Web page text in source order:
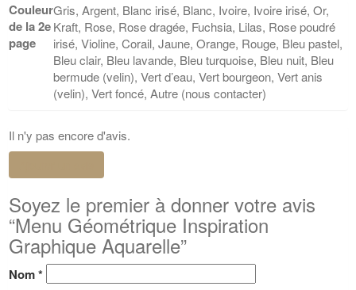
Couleur
de la 2e
page
Gris, Argent, Blanc irisé, Blanc, Ivoire, Ivoire irisé, Or,
Kraft, Rose, Rose dragée, Fuchsia, Lilas, Rose poudré
irisé, Violine, Corail, Jaune, Orange, Rouge, Bleu pastel,
Bleu clair, Bleu lavande, Bleu turquoise, Bleu nuit, Bleu
bermude (velin), Vert d’eau, Vert bourgeon, Vert anis
(velin), Vert foncé, Autre (nous contacter)
Il n'y pas encore d'avis.
Soyez le premier à donner votre avis
“Menu Géométrique Inspiration
Graphique Aquarelle”
Nom*